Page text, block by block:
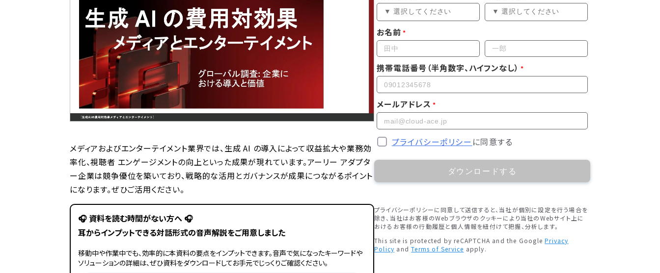
メディアおよびエンターテイメント業界では、生成 AI の導入によって収益拡大や業務効
率化、視聴者 エンゲージメントの向上といった成果が現れています。アーリー アダプタ
ー企業は競争優位を築いており、戦略的な活用とガバナンスが成果につながるポイント
になります。ぜひご活用ください。
🎧️ 資料を読む時間がない方へ 🎧️
耳からインプットできる対話形式の音声解説をご用意しました
移動中や作業中でも、効率的に本資料の要点をインプットできます。音声で気になったキーワードや
ソリューションの詳細は、ぜひ資料をダウンロードしてお手元でじっくりご確認ください。
お名前
携帯電話番号（半角数字、ハイフンなし）
メールアドレス
プライバシーポリシー に同意する
ダウンロードする
プライバシーポリシーに同意して送信すると、当社が個別に設定を行う場合を
除き、当社はお客様のWebブラウザのクッキーにより当社のWebサイト上に
おけるお客様の行動履歴と個人情報を紐付けて把握、分析します。
This site is protected by reCAPTCHA and the GooglePrivacy
Policy andTerms of Service apply.